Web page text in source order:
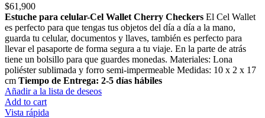
$61,900
Estuche para celular-Cel Wallet Cherry Checkers El Cel Wallet
es perfecto para que tengas tus objetos del día a día a la mano,
guarda tu celular, documentos y llaves, también es perfecto para
llevar el pasaporte de forma segura a tu viaje. En la parte de atrás
tiene un bolsillo para que guardes monedas. Materiales: Lona
poliéster sublimada y forro semi-impermeable Medidas: 10 x 2 x 17
cm Tiempo de Entrega: 2-5 días hábiles
Añadir a la lista de deseos
Add to cart
Vista rápida